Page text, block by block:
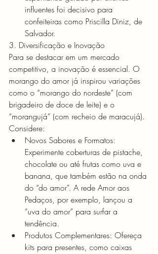
influentes foi decisivo para
confeiteiras como Priscilla Diniz, de
Salvador.
3. Diversificação e Inovação
Para se destacar em um mercado
competitivo, a inovação é essencial. O
morango do amor já inspirou variações
como o “morango do nordeste” (com
brigadeiro de doce de leite) e o
“morangujá” (com recheio de maracujá).
Considere:
Novos Sabores e Formatos:
Experimente coberturas de pistache,
chocolate ou até frutas como uva e
banana, que também estão na onda
do “do amor”. A rede Amor aos
Pedaços, por exemplo, lançou a
“uva do amor” para surfar a
tendência.
Produtos Complementares: Ofereça
kits para presentes, como caixas